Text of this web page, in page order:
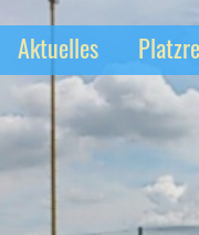
Aktuelles